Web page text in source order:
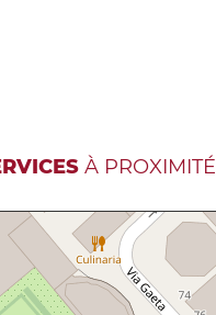
À PROXIMITÉ